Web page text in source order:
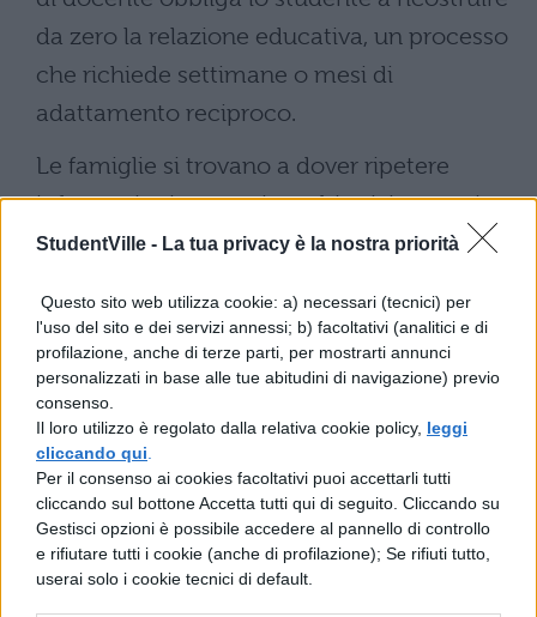
StudentVille - La tua privacy è la nostra priorità
Questo sito web utilizza cookie: a) necessari (tecnici) per
l'uso del sito e dei servizi annessi; b) facoltativi (analitici e di
profilazione, anche di terze parti, per mostrarti annunci
personalizzati in base alle tue abitudini di navigazione) previo
consenso.
Il loro utilizzo è regolato dalla relativa cookie policy, leggi
cliccando qui
Per il consenso ai cookies facoltativi puoi accettarli tutti
cliccando sul bottone Accetta tutti qui di seguito. Cliccando su
Gestisci opzioni è possibile accedere al pannello di controllo
e rifiutare tutti i cookie (anche di profilazione); Se rifiuti tutto,
userai solo i cookie tecnici di default.
da zero la relazione educativa, un processo
che richiede settimane o mesi di
adattamento reciproco.
Le famiglie si trovano a dover ripetere
informazioni, strategie e obiettivi a nuovi
interlocutori, con inevitabile dispendio di
didattici ed educativi.
Il profilo degli studenti:
tipologie e genere
Le disabilità intellettive rappresentano il
36% degli alunni con disabilità , quota
identica a quella dei disturbi dello sviluppo